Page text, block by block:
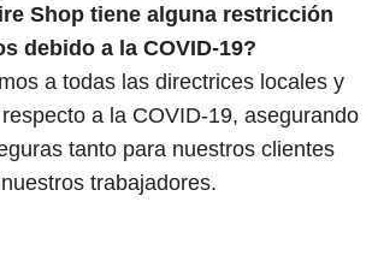
Shop tiene alguna restricción
debido a la COVID-19?
a todas las directrices locales y
a la COVID-19, asegurando
tanto para nuestros clientes
trabajadores.